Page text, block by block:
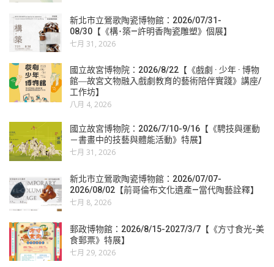
新北市立鶯歌陶瓷博物館：2026/07/31-
08/30【《構･築—許明香陶瓷雕塑》個展】
七月 31, 2026
國立故宮博物院：2026/8/22【《戲劇 · 少年 · 博物
館―故宮文物融入戲劇教育的藝術陪伴實踐》講座/
工作坊】
八月 4, 2026
國立故宮博物院：2026/7/10-9/16【《騁技與運動
－書畫中的技藝與體能活動》特展】
七月 31, 2026
新北市立鶯歌陶瓷博物館：2026/07/07-
2026/08/02【前哥倫布文化遺產—當代陶藝詮釋】
七月 8, 2026
郵政博物館：2026/8/15-2027/3/7【《方寸食光-美
食郵票》特展】
七月 29, 2026